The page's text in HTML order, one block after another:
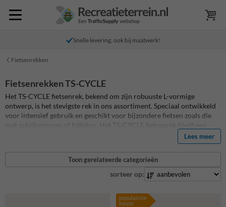
Snelle levering, ook bij maatwerk!
Fietsenrekken
Fietsenrekken TS-CYCLE
Het TS-CYCLE fietsenrek, bekend om zijn robuuste L-vormige
ontwerp, is het stevigste rek in ons assortiment. Speciaal ontwikkeld
voor intensief gebruik en geschikt voor bijzondere fietsen zoals die
met schijfremmen of fatbikes. Het TS-CYCLE fietsenrek biedt een
duurzame en betrouwbare oplossing voor iedere omgeving, van
Lees meer
Toon gerelateerde categorieën
sorteer op:
populairste
keuze